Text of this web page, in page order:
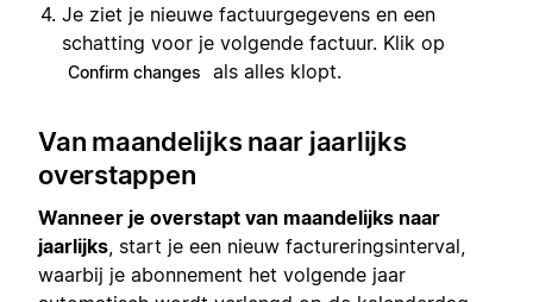
Je ziet je nieuwe factuurgegevens en een
schatting voor je volgende factuur. Klik op
Confirm changes als alles klopt.
Van maandelijks naar jaarlijks
overstappen
Wanneer je overstapt van maandelijks naar
jaarlijks , start je een nieuw factureringsinterval,
waarbij je abonnement het volgende jaar